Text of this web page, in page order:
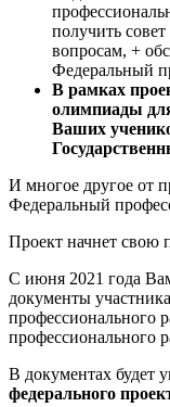
получить
вопросам, +
Федеральный
В рамках
олимпиады
Ваших
И многое другое от
Федеральный
Проект начнет свою
С июня 2021 года
документы
профессионального
профессионального
В документах будет
федерального